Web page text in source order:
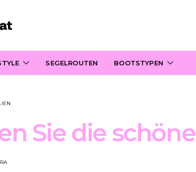
SEGELROUTEN BOOTSTYPEN
Sie die